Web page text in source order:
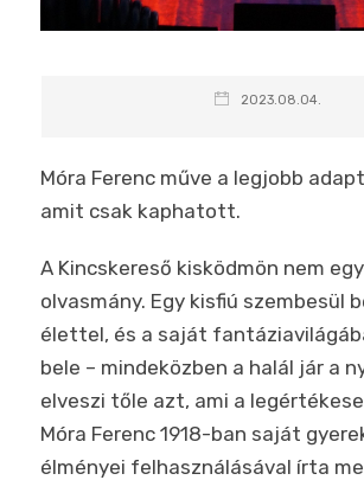
2023.08.04.
Móra Ferenc műve a legjobb
amit csak kaphatott.
A Kincskereső kisködmön nem
olvasmány. Egy kisfiú szembesül
élettel, és a saját
bele – mindeközben a halál jár a
elveszi tőle azt, ami a
Móra Ferenc 1918-ban saját
élményei felhasználásával írta